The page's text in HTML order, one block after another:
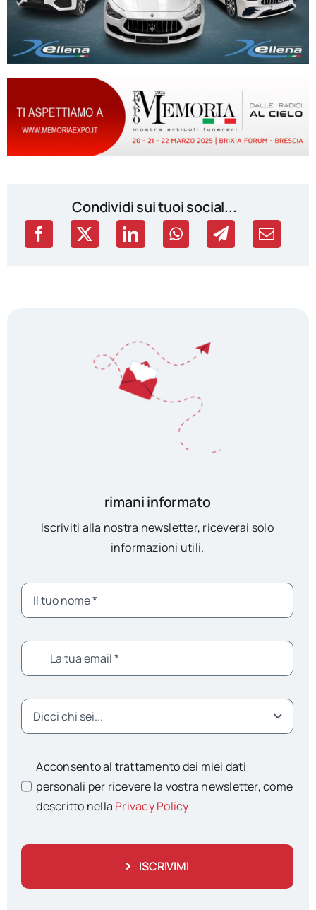
Condividi sui tuoi social...
rimani informato
Iscriviti alla nostra newsletter, riceverai solo
informazioni utili.
Acconsento al trattamento dei miei dati
personali per ricevere la vostra newsletter, come
descritto nella Privacy Policy
ISCRIVIMI